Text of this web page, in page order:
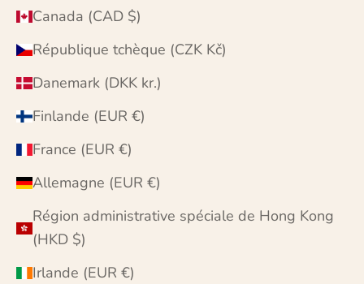
Canada (CAD $)
République tchèque (CZK Kč)
Danemark (DKK kr.)
Finlande (EUR €)
France (EUR €)
Allemagne (EUR €)
Région administrative spéciale de Hong Kong
(HKD $)
Irlande (EUR €)